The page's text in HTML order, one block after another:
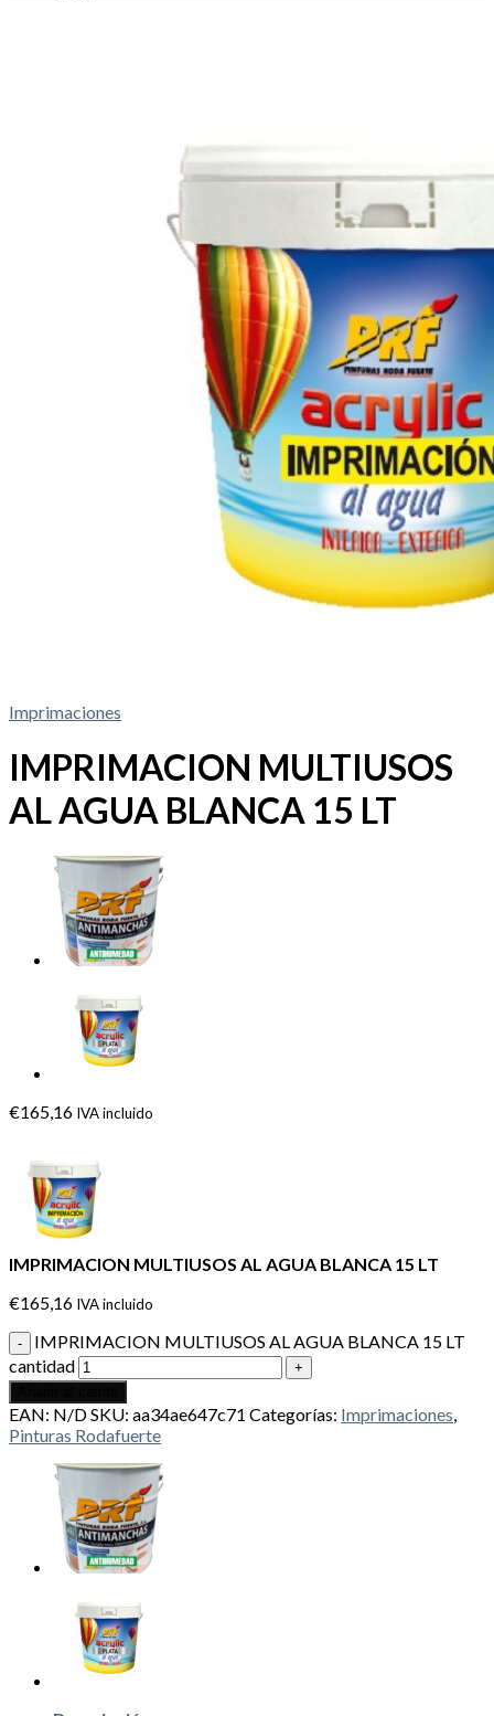
Imprimaciones
IMPRIMACION MULTIUSOS
AL AGUA BLANCA 15 LT
€165,16 IVA incluido
IMPRIMACION MULTIUSOS AL AGUA BLANCA 15 LT
€165,16 IVA incluido
IMPRIMACION MULTIUSOS AL AGUA BLANCA 15 LT
cantidad
EAN: N/DSKU: aa34ae647c71 Categorías: Imprimaciones,
Pinturas Rodafuerte